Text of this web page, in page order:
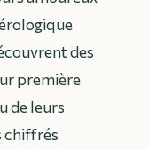
des
première
de leurs
chiffrés